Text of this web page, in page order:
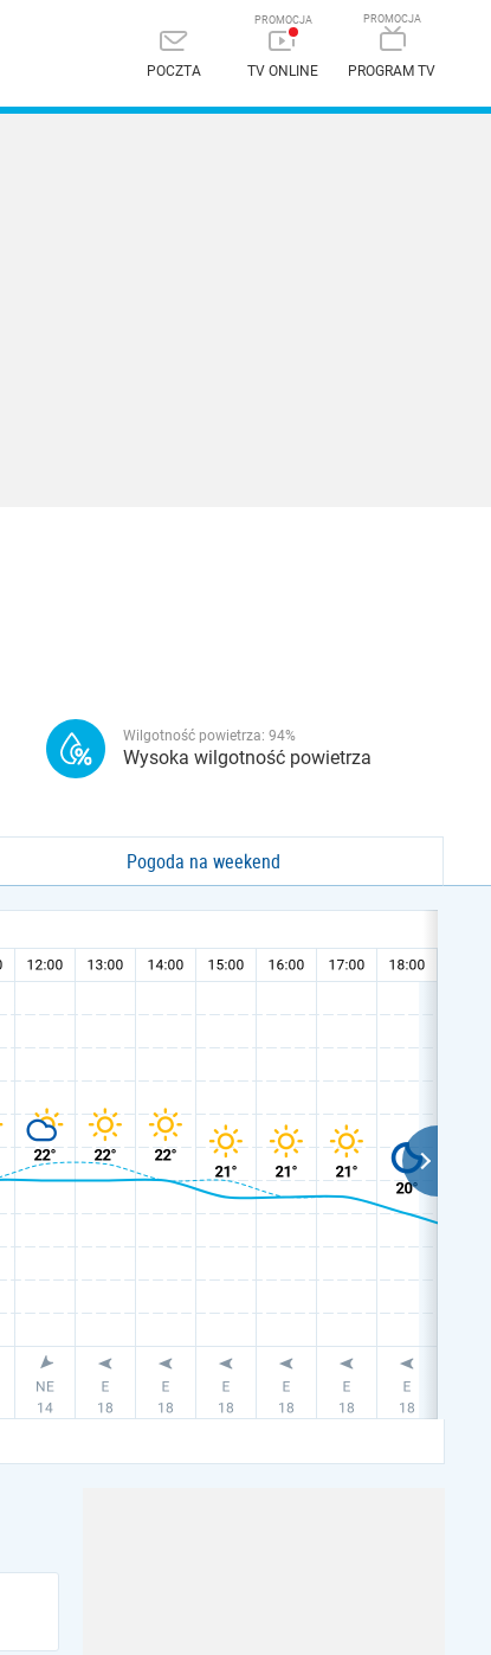
POCZTA TV ONLINE PROGRAM TV
Wilgotność powietrza: 94%
Wysoka wilgotność powietrza
Pogoda na weekend